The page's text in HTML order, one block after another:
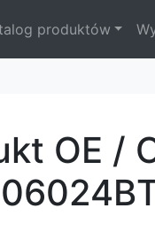
produktów
OE /